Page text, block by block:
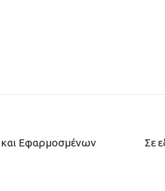
και Εφαρμοσμένων
Σε